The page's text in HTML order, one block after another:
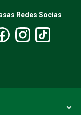
Redes Socias